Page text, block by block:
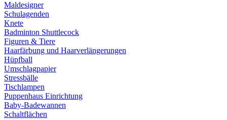
Maldesigner
Schulagenden
Knete
Badminton Shuttlecock
Figuren & Tiere
Haarfärbung und Haarverlängerungen
Hüpfball
Umschlagpapier
Stressbälle
Tischlampen
Puppenhaus Einrichtung
Baby-Badewannen
Schaltflächen